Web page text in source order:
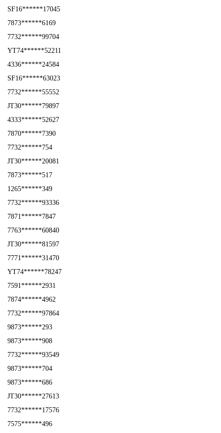
SF16******17045
7873******6169
7732******99704
YT74******52211
4336******24584
SF16******63023
7732******55552
JT30******79897
4333******52627
7870******7390
7732******754
JT30******20081
7873******517
1265******349
7732******93336
7871******7847
7763******60840
JT30******81597
7771******31470
YT74******78247
7591******2931
7874******4962
7732******97864
9873******293
9873******908
7732******93549
9873******704
9873******686
JT30******27613
7732******17576
7575******496